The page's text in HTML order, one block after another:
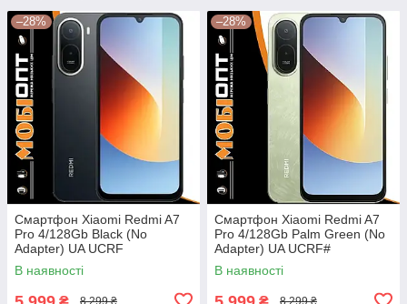
–28%
Смартфон Xiaomi Redmi A7
Pro 4/128Gb Black (No
Adapter) UA UCRF
В наявності
–28%
Смартфон Xiaomi Redmi A7
Pro 4/128Gb Palm Green (No
Adapter) UA UCRF#
В наявності